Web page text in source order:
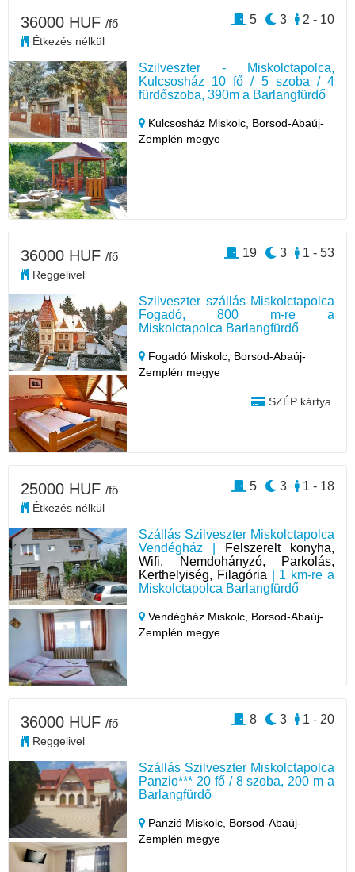
Szilveszter - Miskolctapolca,
Kulcsosház 10 fő / 5 szoba / 4
fürdőszoba, 390m a Barlangfürdő
Kulcsosház Miskolc, Borsod-Abaúj-
Zemplén megye
36000 HUF /fő
Étkezés nélkül
2 - 10
3
5
Szilveszter szállás Miskolctapolca
Fogadó, 800 m-re a
Miskolctapolca Barlangfürdő
Fogadó Miskolc, Borsod-Abaúj-
Zemplén megye
SZÉP kártya
36000 HUF /fő
Reggelivel
1 - 53
3
19
Szállás Szilveszter Miskolctapolca
Vendégház |
Felszerelt konyha,
Wifi, Nemdohányzó, Parkolás,
Kerthelyiség, Filagória | 1 km-re a
Miskolctapolca Barlangfürdő
Vendégház Miskolc, Borsod-Abaúj-
Zemplén megye
25000 HUF /fő
Étkezés nélkül
1 - 18
3
5
Szállás Szilveszter Miskolctapolca
Panzio*** 20 fő / 8 szoba, 200 m a
Barlangfürdő
Panzió Miskolc, Borsod-Abaúj-
Zemplén megye
36000 HUF /fő
Reggelivel
1 - 20
3
8